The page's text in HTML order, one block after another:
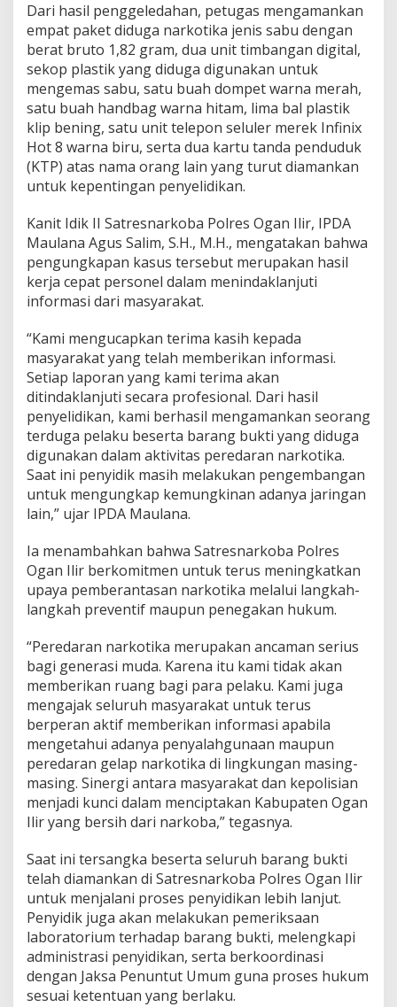
g
R
a
j
a
K
e
m
b
a
l
i
i
u
n
g
k
a
Dari hasil penggeledahan, petugas mengamankan
empat paket diduga narkotika jenis sabu dengan
berat bruto 1,82 gram, dua unit timbangan digital,
sekop plastik yang diduga digunakan untuk
mengemas sabu, satu buah dompet warna merah,
satu buah handbag warna hitam, lima bal plastik
klip bening, satu unit telepon seluler merek Infinix
Hot 8 warna biru, serta dua kartu tanda penduduk
(KTP) atas nama orang lain yang turut diamankan
untuk kepentingan penyelidikan.
Kanit Idik II Satresnarkoba Polres Ogan Ilir, IPDA
Maulana Agus Salim, S.H., M.H., mengatakan bahwa
pengungkapan kasus tersebut merupakan hasil
kerja cepat personel dalam menindaklanjuti
informasi dari masyarakat.
“Kami mengucapkan terima kasih kepada
masyarakat yang telah memberikan informasi.
Setiap laporan yang kami terima akan
ditindaklanjuti secara profesional. Dari hasil
penyelidikan, kami berhasil mengamankan seorang
terduga pelaku beserta barang bukti yang diduga
digunakan dalam aktivitas peredaran narkotika.
Saat ini penyidik masih melakukan pengembangan
untuk mengungkap kemungkinan adanya jaringan
lain,” ujar IPDA Maulana.
Ia menambahkan bahwa Satresnarkoba Polres
Ogan Ilir berkomitmen untuk terus meningkatkan
upaya pemberantasan narkotika melalui langkah-
langkah preventif maupun penegakan hukum.
“Peredaran narkotika merupakan ancaman serius
bagi generasi muda. Karena itu kami tidak akan
memberikan ruang bagi para pelaku. Kami juga
mengajak seluruh masyarakat untuk terus
berperan aktif memberikan informasi apabila
mengetahui adanya penyalahgunaan maupun
peredaran gelap narkotika di lingkungan masing-
masing. Sinergi antara masyarakat dan kepolisian
menjadi kunci dalam menciptakan Kabupaten Ogan
Ilir yang bersih dari narkoba,” tegasnya.
Saat ini tersangka beserta seluruh barang bukti
telah diamankan di Satresnarkoba Polres Ogan Ilir
untuk menjalani proses penyidikan lebih lanjut.
Penyidik juga akan melakukan pemeriksaan
laboratorium terhadap barang bukti, melengkapi
administrasi penyidikan, serta berkoordinasi
dengan Jaksa Penuntut Umum guna proses hukum
sesuai ketentuan yang berlaku.